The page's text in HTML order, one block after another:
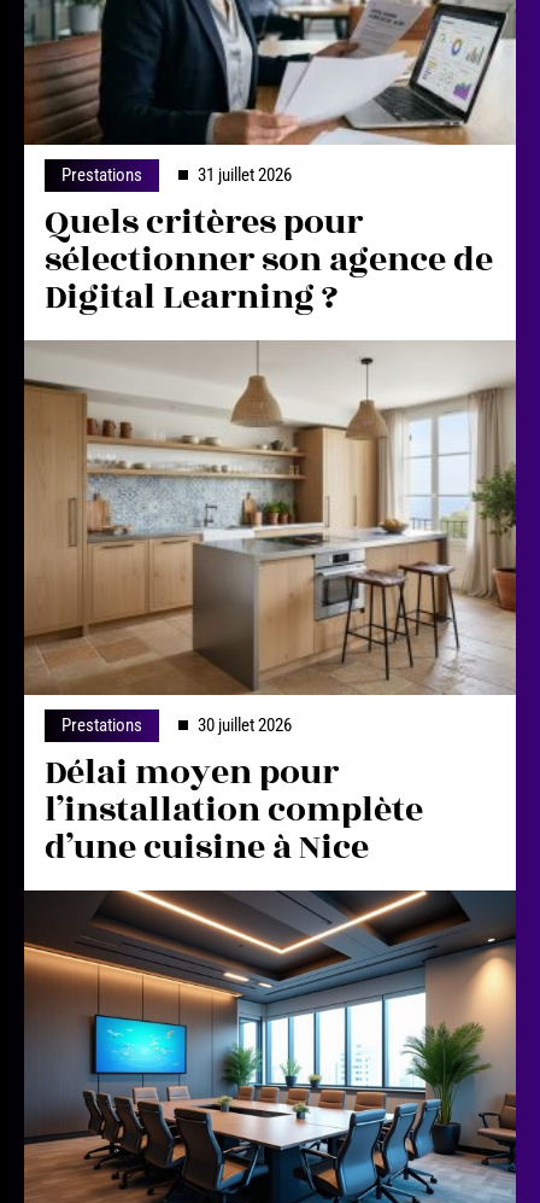
Prestations 31 juillet 2026
Quels critères pour
sélectionner son agence de
Digital Learning ?
Prestations 30 juillet 2026
Délai moyen pour
l’installation complète
d’une cuisine à Nice